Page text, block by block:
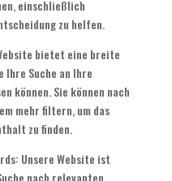
einschließlich
zu helfen.
bietet eine breite
Suche an Ihre
können. Sie können nach
mehr filtern, um das
zu finden.
Unsere Website ist
nach relevanten